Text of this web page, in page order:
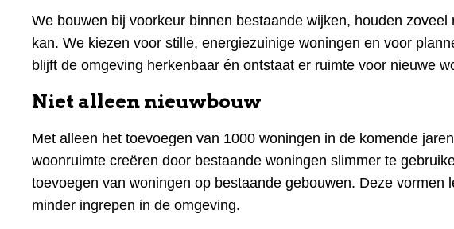
We bouwen bij voorkeur binnen bestaande wijken, houden
kan. We kiezen voor stille, energiezuinige woningen en voor
blijft de omgeving herkenbaar én ontstaat er ruimte voor nieuwe
Niet alleen nieuwbouw
Met alleen het toevoegen van 1000 woningen in de komende
woonruimte creëren door bestaande woningen slimmer te
toevoegen van woningen op bestaande gebouwen. Deze
minder ingrepen in de omgeving.